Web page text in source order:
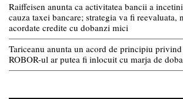
Raiffeisen anunta ca activitatea bancii a
cauza taxei bancare; strategia va fi reevaluata,
acordate credite cu dobanzi mici
Tariceanu anunta un acord de principiu privind
ROBOR-ul ar putea fi inlocuit cu marja de